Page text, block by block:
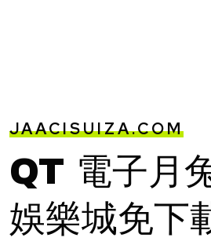
JAACISUIZA.COM
QT 電子月
娛樂城免下